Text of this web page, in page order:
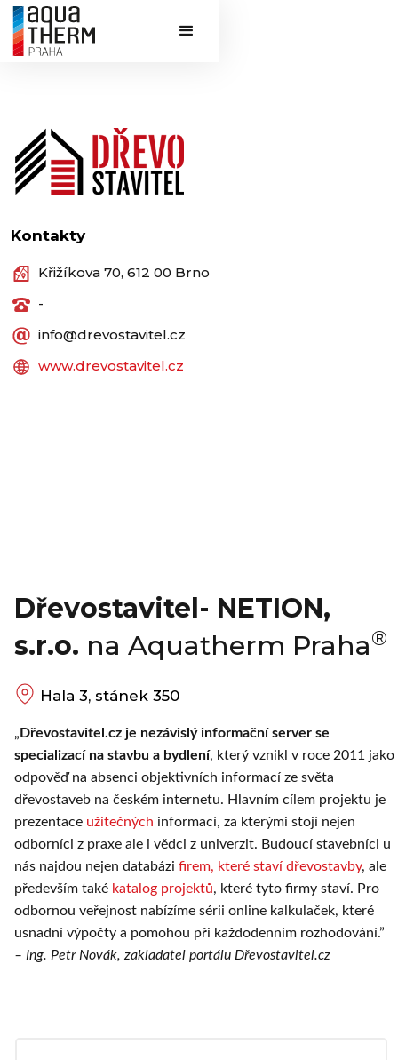
Kontakty
Křižíkova 70, 612 00 Brno
-
info@drevostavitel.cz
www.drevostavitel.cz
Dřevostavitel- NETION,
s.r.o. na Aquatherm Praha®
Hala 3, stánek 350
„ Dřevostavitel.cz je nezávislý informační server se
specializací na stavbu a bydlení, který vznikl v roce 2011 jako
odpověď na absenci objektivních informací ze světa
dřevostaveb na českém internetu. Hlavním cílem projektu je
prezentace užitečných informací, za kterými stojí nejen
odborníci z praxe ale i vědci z univerzit. Budoucí stavebníci u
nás najdou nejen databázi firem, které staví dřevostavby, ale
především také katalog projektů, které tyto firmy staví. Pro
odbornou veřejnost nabízíme sérii online kalkulaček, které
usnadní výpočty a pomohou při každodenním rozhodování.”
– Ing. Petr Novák, zakladatel portálu Dřevostavitel.cz